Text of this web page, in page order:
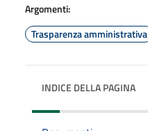
Argomenti:
Trasparenza amministrativa
INDICE DELLA PAGINA